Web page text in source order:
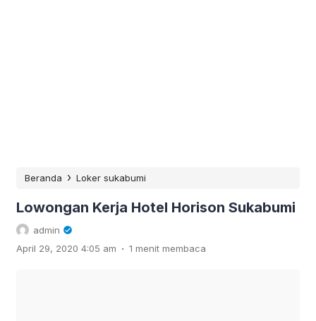
Beranda › Loker sukabumi
Lowongan Kerja Hotel Horison Sukabumi
admin
April 29, 2020 4:05 am . 1 menit membaca